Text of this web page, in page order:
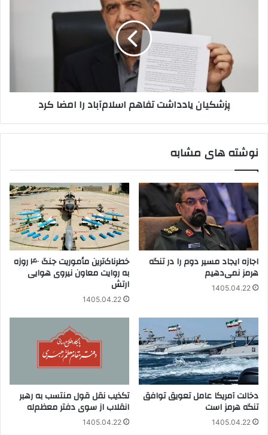
پزشکیان یادداشت تفاهم اسلام‌آباد را امضا کرد
نوشته های مشابه
اجازه ایجاد مسیر دوم را در تنگه
هرمز نمی‌دهیم
1405.04.22
خطرناک‌ترین مأموریت جنگ ۴۰ روزه
به روایت معاون نیروی هوایی
ارتش
1405.04.22
دخالت آمریکا عامل تعویق توافق
تنگه هرمز است
1405.04.22
تکذیب نقل قول منتسب به رهبر
انقلاب از سوی دفتر معظم‌له
1405.04.22